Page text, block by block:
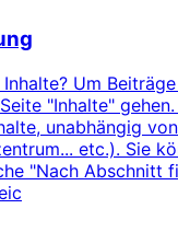
Um
"Inhalte"
unabhängig
etc.). Sie
"Nach Abschnitt